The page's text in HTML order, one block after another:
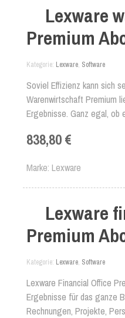
Lexware
Premium
Kategorie Lexware, Software
Soviel Effizienz kann sich
Warenwirtschaft Premium
Ergebnisse. Ganz egal, ob
stufigen Mahnwesen geht
838,80 €
Marke Lexware
Lexware
Premium
Kategorie Lexware, Software
Lexware Financial Office
Ergebnisse für das ganze
Rechnungen, Projekte,